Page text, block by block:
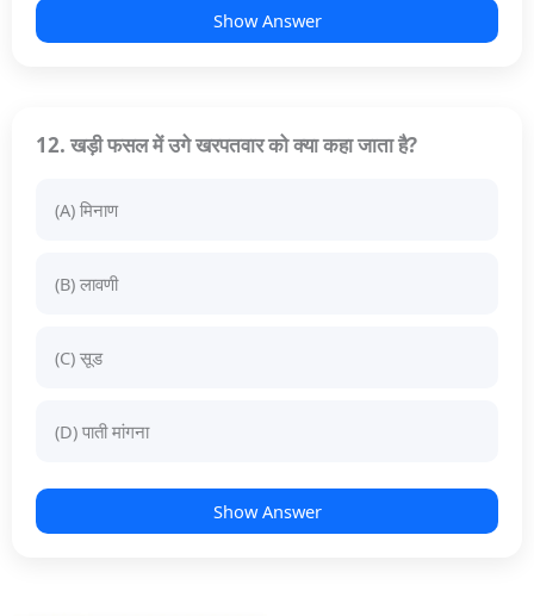
Show Answer
12. खड़ी फसल में उगे खरपतवार को क्या कहा जाता है?
(A) मिनाण
(B) लावणी
(C) सूड
(D) पाती मांगना
Show Answer